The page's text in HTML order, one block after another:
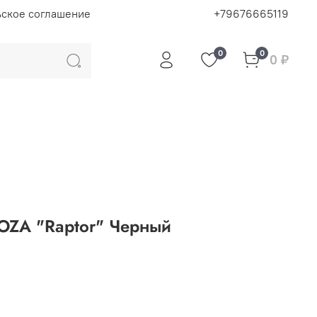
соглашение +79676665119
0 0 0 ₽
"Raptor" Черный